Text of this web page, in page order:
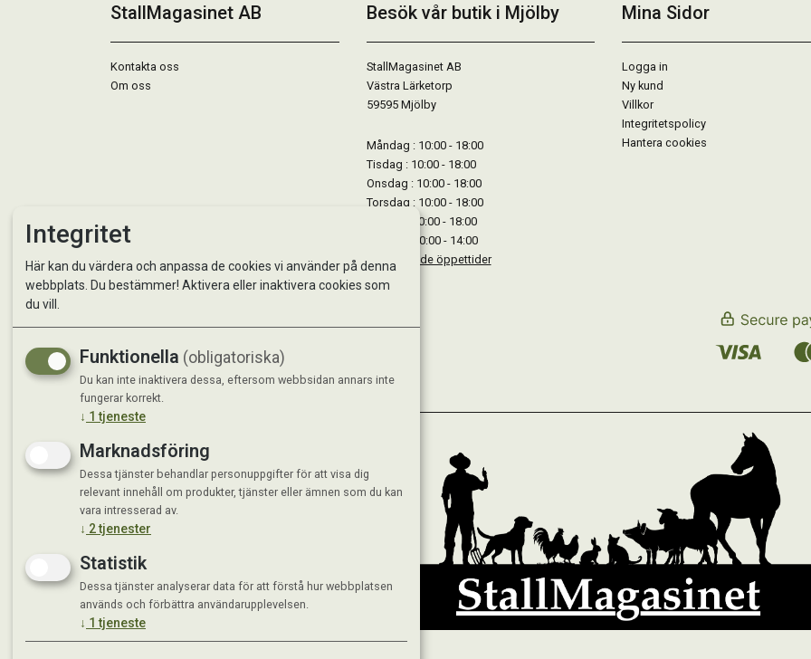
StallMagasinet AB
Kontakta oss
Om oss
Besök vår butik i Mjölby
StallMagasinet AB
Västra Lärketorp
59595 Mjölby
Måndag : 10:00 - 18:00
Tisdag : 10:00 - 18:00
Onsdag : 10:00 - 18:00
Torsdag : 10:00 - 18:00
Fredag : 10:00 - 18:00
Lördag : 10:00 - 14:00
Se avvikande öppettider
Mina Sidor
Logga in
Ny kund
Villkor
Integritetspolicy
Hantera cookies
Integritet
Här kan du värdera och anpassa de cookies vi använder på denna
webbplats. Du bestämmer! Aktivera eller inaktivera cookies som
du vill.
Funktionella (obligatoriska)
Du kan inte inaktivera dessa, eftersom webbsidan annars inte
fungerar korrekt.
↓ 1 tjeneste
Marknadsföring
Dessa tjänster behandlar personuppgifter för att visa dig
relevant innehåll om produkter, tjänster eller ämnen som du kan
vara intresserad av.
↓ 2tjenester
Statistik
Dessa tjänster analyserar data för att förstå hur webbplatsen
används och förbättra användarupplevelsen.
↓ 1 tjeneste